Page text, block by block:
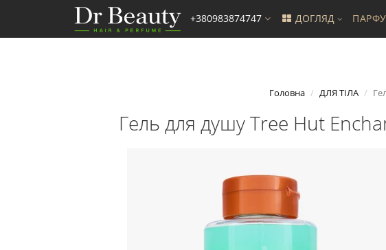
+380983874747 ДОГЛЯД
Головна ДЛЯ ТІЛА
Гель для душу Tree Hut